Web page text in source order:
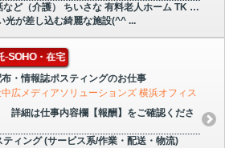
など（介護） ちいさな 有料老人ホーム TK …
光が差し込む綺麗な施設(^^ ...
-SOHO・在宅
・情報誌ポスティングのお仕事
広メディアソリューションズ 横浜オフィス
詳細は仕事内容欄【報酬】をご確認くださ
ィング (サービス系/作業・配送・物流)